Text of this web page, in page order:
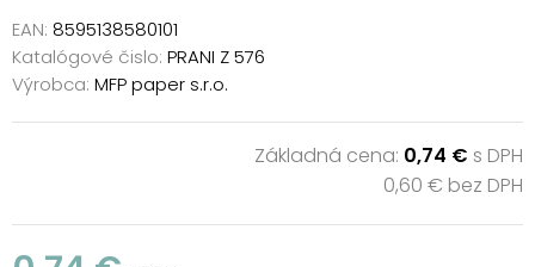
EAN: 8595138580101
Katalógové čislo: PRANI Z 576
Výrobca: MFP paper s.r.o.
Základná cena: 0,74 € s DPH
0,60 € bez DPH